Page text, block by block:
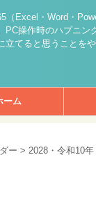
（Excel・Word・
PC操作時のハプニン
てると思うことをや
ーム
ー > 2028・令和10年